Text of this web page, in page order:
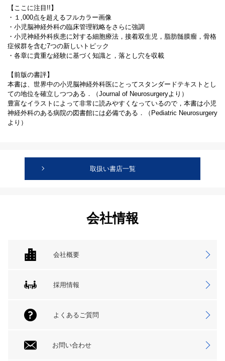
【ここに注目!!】
・１,000点を超えるフルカラー画像
・小児脳神経外科の臨床管理戦略をさらに強調
・小児神経外科疾患に対する細胞療法，接着双生児，脂肪髄膜瘤，骨格
症候群を含む7つの新しいトピック
・各章に貴重な経験に基づく知識と，落とし穴を収載
【前版の書評】
本書は、世界中の小児脳神経外科医にとってスタンダードテキストとし
ての地位を確立しつつある．（Journal of Neurosurgeryより）
豊富なイラストによって非常に読みやすくなっているので，本書は小児
神経外科のある病院の図書館には必備である．（Pediatric Neurosurgery
より）
取扱い書店一覧
会社情報
会社概要
採用情報
よくあるご質問
お問い合わせ